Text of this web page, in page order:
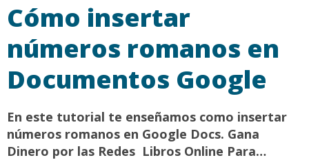
Cómo insertar
números romanos en
Documentos Google
En este tutorial te enseñamos como insertar
números romanos en Google Docs. Gana
Dinero por las Redes Libros Online Para…